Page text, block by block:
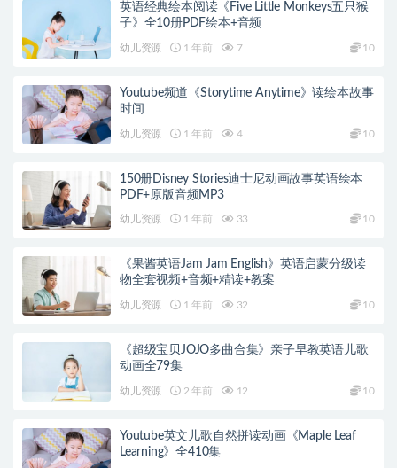
英语经典绘本阅读《Five Little Monkeys五只猴
子》全10册PDF绘本+音频
幼儿资源 1 年前 7 10
Youtube频道《Storytime Anytime》读绘本故事
时间
幼儿资源 1 年前 4 10
150册Disney Stories迪士尼动画故事英语绘本
PDF+原版音频MP3
幼儿资源 1 年前 33 10
《果酱英语Jam Jam English》英语启蒙分级读
物全套视频+音频+精读+教案
幼儿资源 1 年前 32 10
《超级宝贝JOJO多曲合集》亲子早教英语儿歌
动画全79集
幼儿资源 2 年前 12 10
Youtube英文儿歌自然拼读动画《Maple Leaf
Learning》全410集